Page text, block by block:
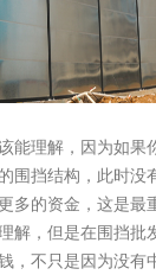
能理解，因为如果
围挡结构，此时没
多的资金，这是最
解，但是在围挡批
，不只是因为没有